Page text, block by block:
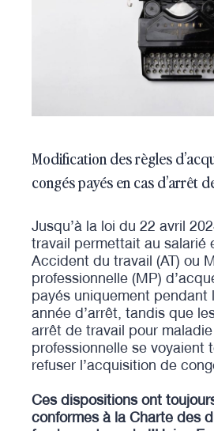
Modification des règles
congés payés en cas d’arrêt
Jusqu’à la loi du 22 avril
travail permettait au salarié
Accident du travail (AT) ou
professionnelle (MP)
payés uniquement pendant
année d’arrêt, tandis que
arrêt de travail pour
professionnelle se voyaient
refuser l’acquisition de
Ces dispositions ont
conformes à la Charte des